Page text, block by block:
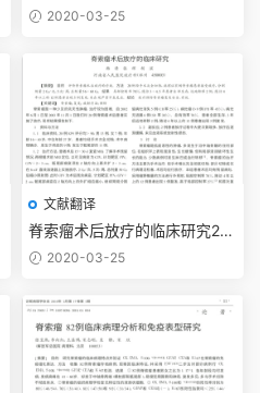
后2005
2020-03-25
文献翻译
脊索瘤术后放疗的临床研究20
07 2020-03-25